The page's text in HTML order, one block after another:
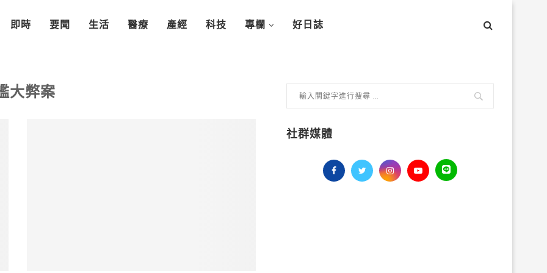
即時 要聞 生活 醫療 產經 科技 專欄 好日誌
大弊案
社群媒體